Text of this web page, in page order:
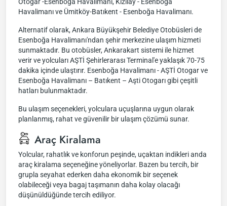
Havalimanı ve Ümitköy-Batıkent - Esenboğa Havalimanı.
Alternatif olarak, Ankara Büyükşehir Belediye Otobüsleri de
Esenboğa Havalimanı'ndan şehir merkezine ulaşım hizmeti
sunmaktadır. Bu otobüsler, Ankarakart sistemi ile hizmet
verir ve yolcuları AŞTİ Şehirlerarası Terminal'e yaklaşık 70-75
dakika içinde ulaştırır. Esenboğa Havalimanı - AŞTİ Otogar ve
Esenboğa Havalimanı – Batıkent – Aşti Otogarı gibi çeşitli
hatları bulunmaktadır.
Bu ulaşım seçenekleri, yolculara uçuşlarına uygun olarak
planlanmış, rahat ve güvenilir bir ulaşım çözümü sunar.
Araç Kiralama
Yolcular, rahatlık ve konforun peşinde, uçaktan indikleri anda
araç kiralama seçeneğine yöneliyorlar. Bazen bu tercih, bir
grupla seyahat ederken daha ekonomik bir seçenek
olabileceği veya bagaj taşımanın daha kolay olacağı
düşünüldüğünde tercih ediliyor.